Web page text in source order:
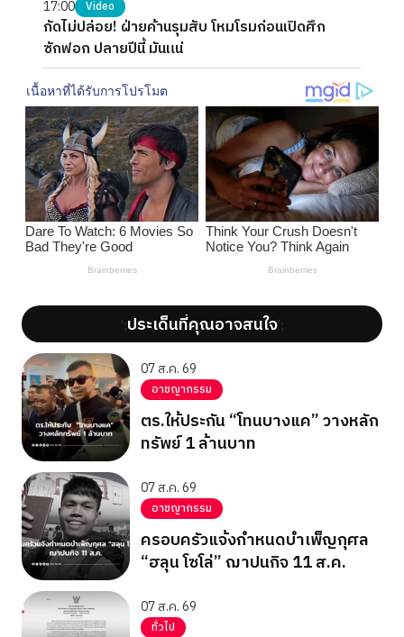
17:00 Video
กัดไม่ปล่อย! ฝ่ายค้านรุมสับ โหมโรมก่อนเปิดศึก
ซักฟอก ปลายปีนี้ มันแน่
';ประเด็นที่คุณอาจสนใจ';
07 ส.ค. 69
อาชญากรรม
ตร.ให้ประกัน “โทนบางแค” วางหลัก
ทรัพย์ 1 ล้านบาท
07 ส.ค. 69
อาชญากรรม
ครอบครัวแจ้งกำหนดบำเพ็ญกุศล
“ฮลุน โซโล่” ฌาปนกิจ 11 ส.ค.
07 ส.ค. 69
ทั่วไป